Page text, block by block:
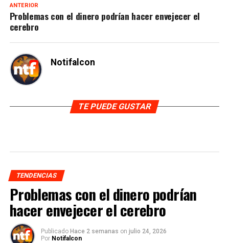
ANTERIOR
Problemas con el dinero podrían hacer envejecer el
cerebro
Notifalcon
TE PUEDE GUSTAR
TENDENCIAS
Problemas con el dinero podrían
hacer envejecer el cerebro
Publicado Hace 2 semanas on julio 24, 2026
Por Notifalcon